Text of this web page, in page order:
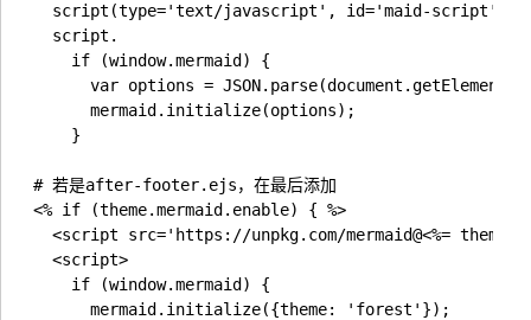
script(type='text/javascript', id='maid-script'
  script.
    if (window.mermaid) {
var options =
      mermaid.initialize(options);
    }
# 若是after-footer.ejs，在最后添加
<% if (theme.mermaid.enable) { %>
<script src='https://unpkg.com/mermaid@<%=
  <script>
    if (window.mermaid) {
      mermaid.initialize({theme: 'forest'});